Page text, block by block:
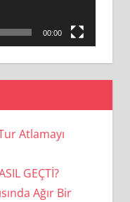
00:00
Atlamayı
GEÇTİ?
Ağır Bir